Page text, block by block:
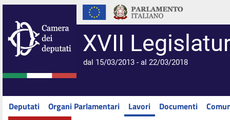
XVII
dal 15/03/2013 - al 22/03/2018
Deputati Organi Parlamentari Lavori Documenti